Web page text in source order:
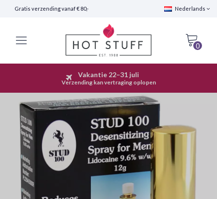
Gratis verzending vanaf € 80,- Nederlands
0
Snelle Verzending (24 uur)
Vakantie 22–31 juli
Verzending kan vertraging oplopen